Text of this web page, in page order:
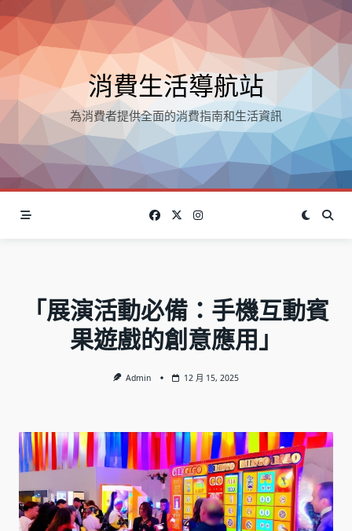
Skip
to
content
消費生活導航站
為消費者提供全面的消費指南和生活資訊
「展演活動必備：手機互動賓
果遊戲的創意應用」
Admin 12 月 15, 2025